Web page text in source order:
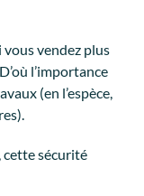
vous vendez plus
l’importance
(en l’espèce,
cette sécurité